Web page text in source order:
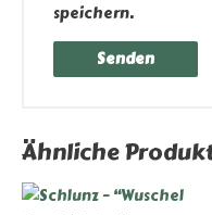
speichern.
Ähnliche